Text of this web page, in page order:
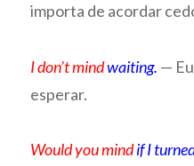
importa de acordar
I don’t mindwaiting. —
esperar.
Would you mindif I